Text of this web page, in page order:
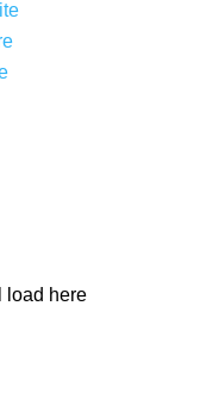
load here